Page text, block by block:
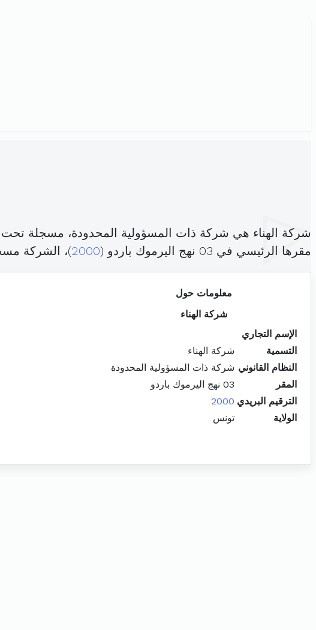
شركة الهناء هي شركة ذات المسؤولية المحدودة، مسجلة تحت
مقرها الرئيسي في 03 نهج اليرموك باردو (
2000)، الشركة
معلومات حول
شركة الهناء
الإسم التجاري
التسمية
شركة الهناء
النظام القانوني شركة ذات المسؤولية المحدودة
المقر
03 نهج اليرموك باردو
الترقيم البريدي 2000
الولاية
تونس